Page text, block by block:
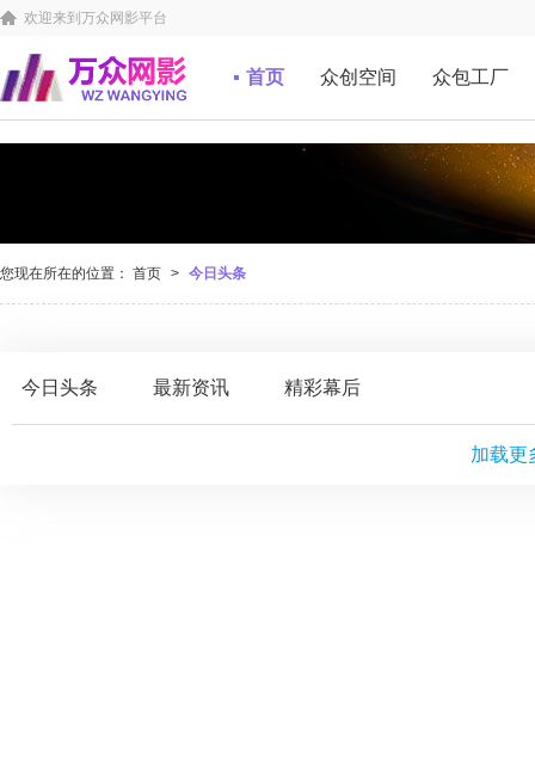
欢迎来到万众网影平台
首页 众创空间 众包工厂
您现在所在的位置： 首页 > 今日头条
今日头条 最新资讯 精彩幕后
加载更